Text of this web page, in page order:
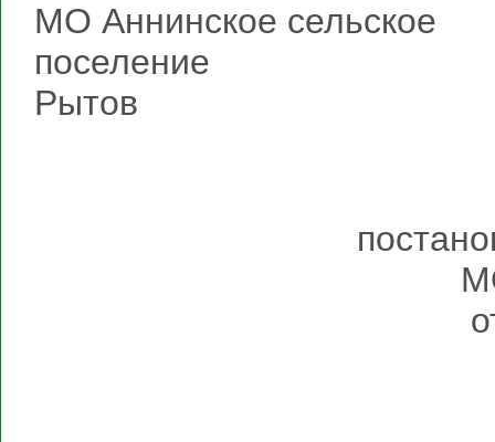
МО Аннинское сельское
Рытов